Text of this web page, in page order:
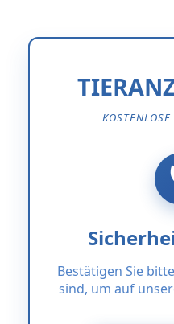
Bestätigen Sie
sind, um auf